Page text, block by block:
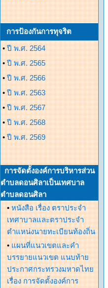
การป้องกันการทุจริต
• ปี พ.ศ. 2564
• ปี พ.ศ. 2565
• ปี พ.ศ. 2566
• ปี พ.ศ. 2563
• ปี พ.ศ. 2567
• ปี พ.ศ. 2568
• ปี พ.ศ. 2569
การจัดตั้งองค์การบริหารส่วน
ตำบลดอนศิลาเป็นเทศบาล
ตำบลดอนศิลา
• หนังสือ เรื่อง ตราประจำ
เทศาบาลและตราประจำ
ตำแหน่งนายทะเบียนท้องถิ่น
• แผนที่แนวเขตและคำ
บรรยายแนวเขต แนบท้าย
ประกาศกระทรวงมหาดไทย
เรื่อง การจัดตั้งองค์การ